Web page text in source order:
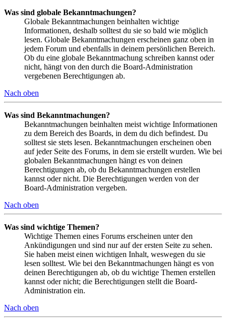
Was sind globale Bekanntmachungen?
Globale Bekanntmachungen beinhalten wichtige
Informationen, deshalb solltest du sie so bald wie möglich
lesen. Globale Bekanntmachungen erscheinen ganz oben in
jedem Forum und ebenfalls in deinem persönlichen Bereich.
Ob du eine globale Bekanntmachung schreiben kannst oder
nicht, hängt von den durch die Board-Administration
vergebenen Berechtigungen ab.
Nach oben
Was sind Bekanntmachungen?
Bekanntmachungen beinhalten meist wichtige Informationen
zu dem Bereich des Boards, in dem du dich befindest. Du
solltest sie stets lesen. Bekanntmachungen erscheinen oben
auf jeder Seite des Forums, in dem sie erstellt wurden. Wie bei
globalen Bekanntmachungen hängt es von deinen
Berechtigungen ab, ob du Bekanntmachungen erstellen
kannst oder nicht. Die Berechtigungen werden von der
Board-Administration vergeben.
Nach oben
Was sind wichtige Themen?
Wichtige Themen eines Forums erscheinen unter den
Ankündigungen und sind nur auf der ersten Seite zu sehen.
Sie haben meist einen wichtigen Inhalt, weswegen du sie
lesen solltest. Wie bei den Bekanntmachungen hängt es von
deinen Berechtigungen ab, ob du wichtige Themen erstellen
kannst oder nicht; die Berechtigungen stellt die Board-
Administration ein.
Nach oben